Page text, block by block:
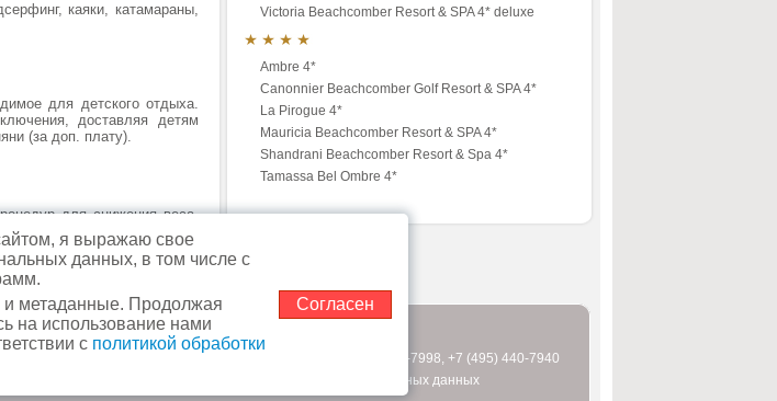
каяки, катамараны,
для детского отдыха.
доставляя детям
(за доп. плату).
для снижения веса,
Victoria Beachcomber Resort & SPA 4* deluxe
Ambre 4*
Canonnier Beachcomber Golf Resort & SPA 4*
La Pirogue 4*
Mauricia Beachcomber Resort & SPA 4*
Shandrani Beachcomber Resort & Spa 4*
Tamassa Bel Ombre 4*
м. Славянский бульвар
+7 (495) 440-7998, +7 (495) 440-7940
Политика в отношении обработки персональных данных
я выражаю свое
данных, в том числе с
и метаданные. Продолжая
на использование нами
с политикой обработки
Согласен